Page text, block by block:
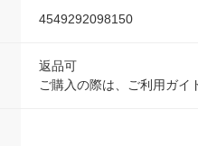
4549292098150
返品可
ご購入の際は、ご利用ガイ